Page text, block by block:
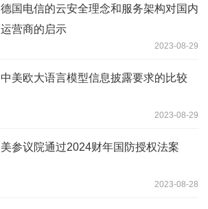
德国电信的云安全理念和服务架构对国内
运营商的启示
2023-08-29
中美欧大语言模型信息披露要求的比较
2023-08-29
美参议院通过2024财年国防授权法案
2023-08-28